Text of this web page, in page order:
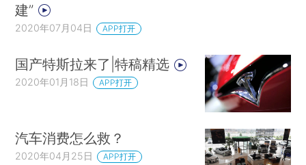
建”
2020年07月04日 APP打开
国产特斯拉来了|特稿精选
2020年01月18日 APP打开
汽车消费怎么救？
2020年04月25日 APP打开